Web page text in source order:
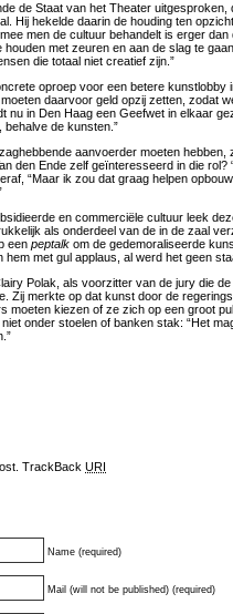
de Staat van het Theater uitgesproken,
Hij hekelde daarin de houding ten
men de cultuur behandelt is erger dan
met zeuren en aan de slag te
die totaal niet creatief zijn.”
oproep voor een betere kunstlobby
daarvoor geld opzij zetten, zodat
nu in Den Haag een Geefwet in elkaar
de kunsten.”
aanvoerder moeten
den Ende zelf geïnteresseerd in die rol?
“Maar ik zou dat graag helpen
en commerciële cultuur leek
als onderdeel van de in de zaal
een peptalk om de gedemoraliseerde
met gul applaus, al werd het geen
Polak, als voorzitter van de jury die
Zij merkte op dat kunst door de
moeten kiezen of ze zich op een groot
onder stoelen of banken stak: “Het
TrackBack URI
Name (required)
Mail (will not be published) (required)